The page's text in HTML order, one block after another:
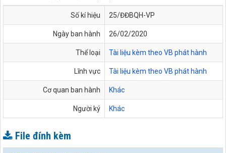
Số kí hiệu 25/ĐĐBQH-VP
Ngày ban hành 26/02/2020
Thể loại Tài liệu kèm theo VB phát hành
Lĩnh vực Tài liệu kèm theo VB phát hành
Cơ quan ban hành Khác
Người ký Khác
File đính kèm